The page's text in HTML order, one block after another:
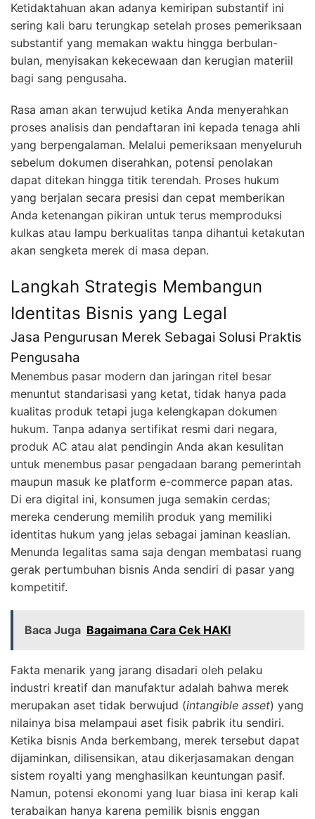
Ketidaktahuan akan adanya kemiripan substantif ini
sering kali baru terungkap setelah proses pemeriksaan
substantif yang memakan waktu hingga berbulan-
bulan, menyisakan kekecewaan dan kerugian materiil
bagi sang pengusaha.
Rasa aman akan terwujud ketika Anda menyerahkan
proses analisis dan pendaftaran ini kepada tenaga ahli
yang berpengalaman. Melalui pemeriksaan menyeluruh
sebelum dokumen diserahkan, potensi penolakan
dapat ditekan hingga titik terendah. Proses hukum
yang berjalan secara presisi dan cepat memberikan
Anda ketenangan pikiran untuk terus memproduksi
kulkas atau lampu berkualitas tanpa dihantui ketakutan
akan sengketa merek di masa depan.
Langkah Strategis Membangun
Identitas Bisnis yang Legal
Jasa Pengurusan Merek Sebagai Solusi Praktis
Pengusaha
Menembus pasar modern dan jaringan ritel besar
menuntut standarisasi yang ketat, tidak hanya pada
kualitas produk tetapi juga kelengkapan dokumen
hukum. Tanpa adanya sertifikat resmi dari negara,
produk AC atau alat pendingin Anda akan kesulitan
untuk menembus pasar pengadaan barang pemerintah
maupun masuk ke platform e-commerce papan atas.
Di era digital ini, konsumen juga semakin cerdas;
mereka cenderung memilih produk yang memiliki
identitas hukum yang jelas sebagai jaminan keaslian.
Menunda legalitas sama saja dengan membatasi ruang
gerak pertumbuhan bisnis Anda sendiri di pasar yang
kompetitif.
Baca Juga Bagaimana Cara Cek HAKI
Fakta menarik yang jarang disadari oleh pelaku
industri kreatif dan manufaktur adalah bahwa merek
merupakan aset tidak berwujud (intangible asset) yang
nilainya bisa melampaui aset fisik pabrik itu sendiri.
Ketika bisnis Anda berkembang, merek tersebut dapat
dijaminkan, dilisensikan, atau dikerjasamakan dengan
sistem royalti yang menghasilkan keuntungan pasif.
Namun, potensi ekonomi yang luar biasa ini kerap kali
terabaikan hanya karena pemilik bisnis enggan